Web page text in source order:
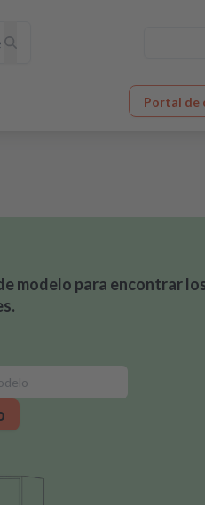
Portal de
modelo para encontrar